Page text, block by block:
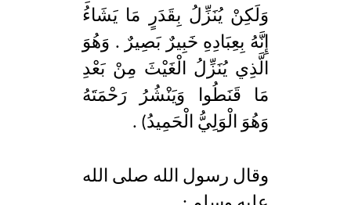
وَلَكِنْ يُنَزِّلُ بِقَدَرٍ مَا يَشَاءُ
إِنَّهُ بِعِبَادِهِ خَبِيرٌ بَصِيرٌ . وَهُوَ
الَّذِي يُنَزِّلُ الْغَيْثَ مِنْ بَعْدِ
مَا قَنَطُوا وَيَنْشُرُ رَحْمَتَهُ
وَهُوَ الْوَلِيُّ الْحَمِيدُ) .
وقال رسول الله صلى الله